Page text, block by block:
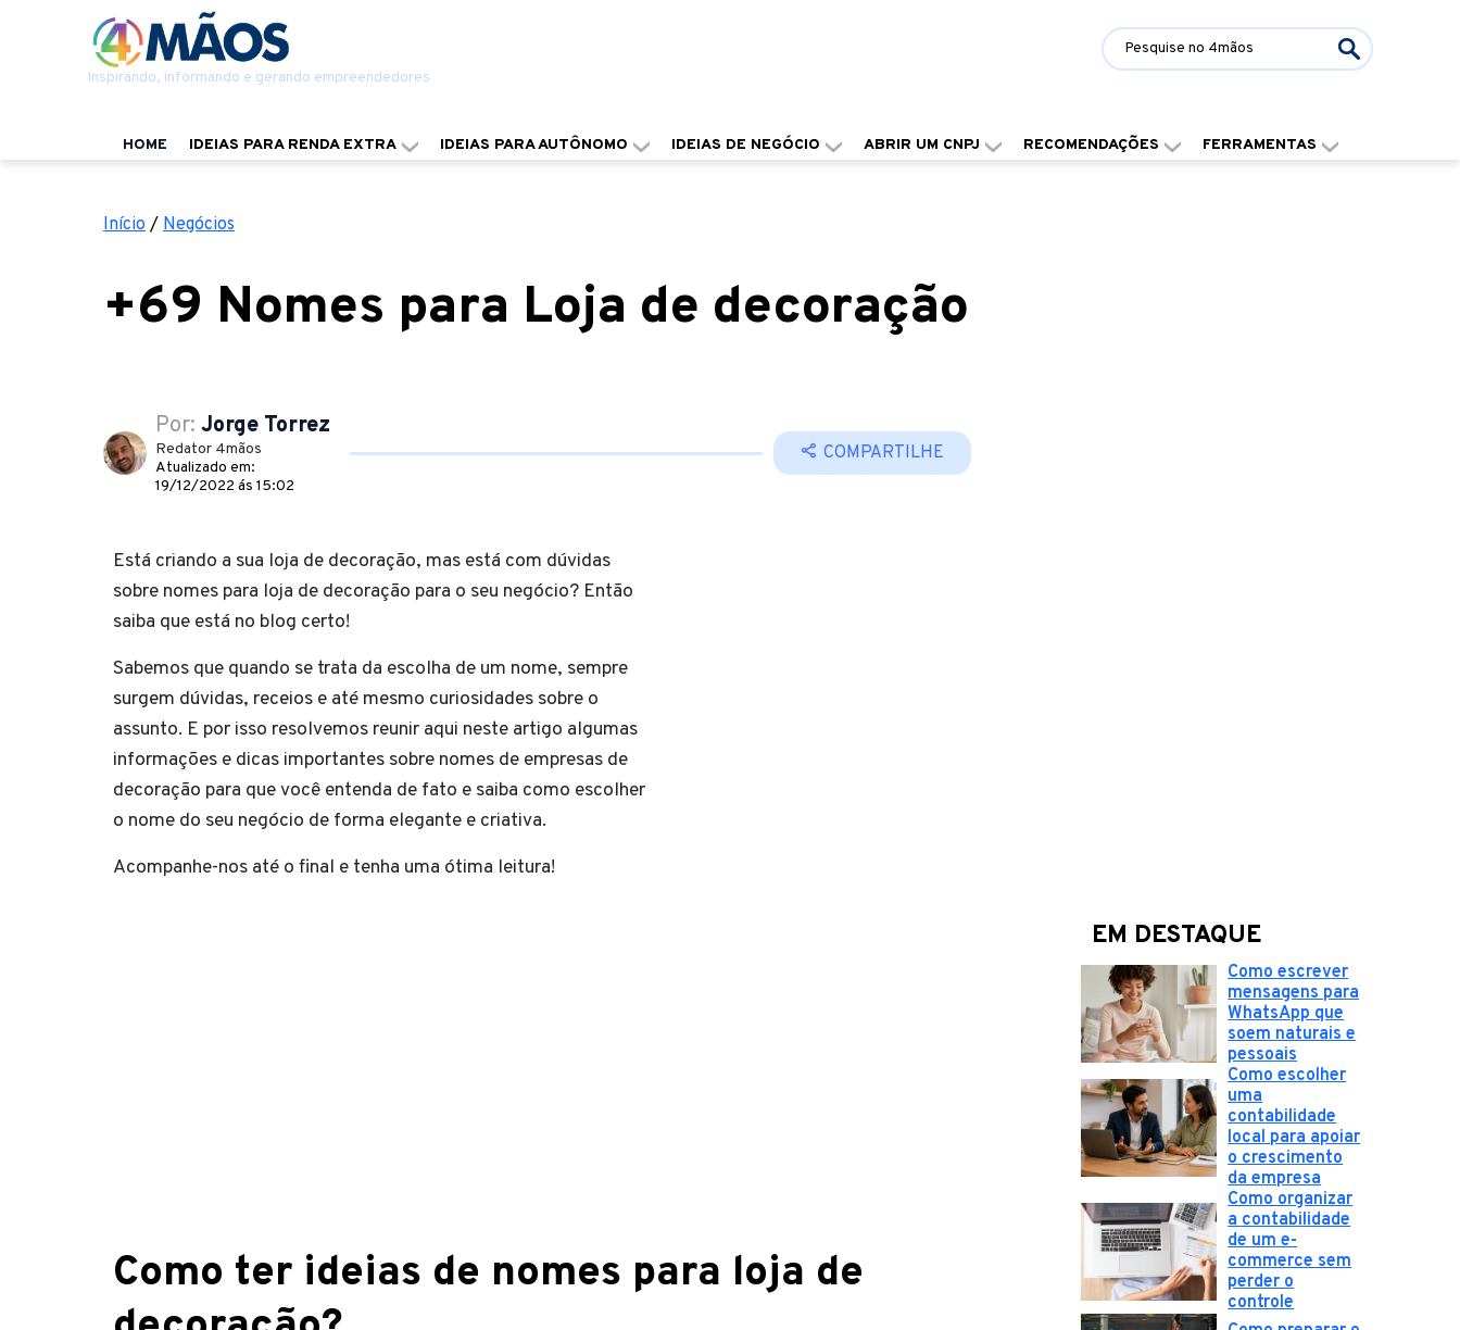
Inspirando, informando e gerando empreendedores
HOME IDEIAS PARA RENDA EXTRA IDEIAS PARA AUTÔNOMO IDEIAS DE NEGÓCIO ABRIR UM CNPJ RECOMENDAÇÕES FERRAMENTAS
Início / Negócios
+69 Nomes para Loja de decoração
Por: Jorge Torrez
Redator 4mãos
Atualizado em:
19/12/2022 ás 15:02
COMPARTILHE
Está criando a sua loja de decoração, mas está com dúvidas
sobre nomes para loja de decoração para o seu negócio? Então
saiba que está no blog certo!
Sabemos que quando se trata da escolha de um nome, sempre
surgem dúvidas, receios e até mesmo curiosidades sobre o
assunto. E por isso resolvemos reunir aqui neste artigo algumas
informações e dicas importantes sobre nomes de empresas de
decoração para que você entenda de fato e saiba como escolher
o nome do seu negócio de forma elegante e criativa.
Acompanhe-nos até o final e tenha uma ótima leitura!
Como ter ideias de nomes para loja de
EM DESTAQUE
Como escrever
mensagens para
WhatsApp que
soem naturais e
pessoais
Como escolher
uma
contabilidade
local para apoiar
o crescimento
da empresa
Como organizar
a contabilidade
de um e-
commerce sem
perder o
controle